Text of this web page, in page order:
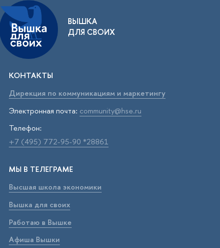
ВЫШКА
ДЛЯ СВОИХ
КОНТАКТЫ
Дирекция по коммуникациям и маркетингу
Электронная почта: community@hse.ru
Телефон:
+7 (495) 772-95-90 *28861
МЫ В ТЕЛЕГРАМЕ
Высшая школа экономики
Вышка для своих
Работаю в Вышке
Афиша Вышки